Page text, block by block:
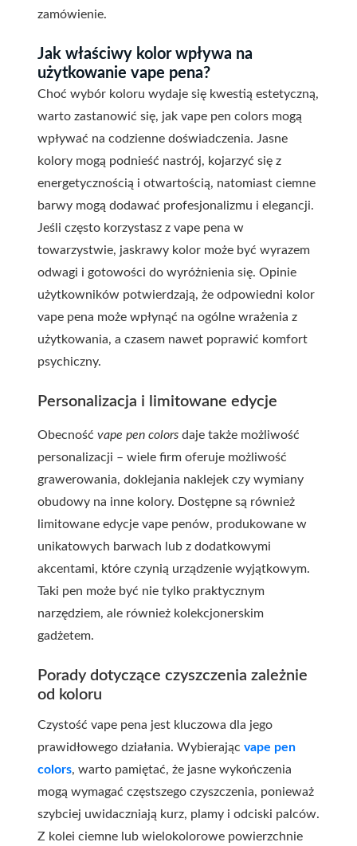
zamówienie.
Jak właściwy kolor wpływa na
użytkowanie vape pena?
Choć wybór koloru wydaje się kwestią estetyczną,
warto zastanowić się, jak vape pen colors mogą
wpływać na codzienne doświadczenia. Jasne
kolory mogą podnieść nastrój, kojarzyć się z
energetycznością i otwartością, natomiast ciemne
barwy mogą dodawać profesjonalizmu i elegancji.
Jeśli często korzystasz z vape pena w
towarzystwie, jaskrawy kolor może być wyrazem
odwagi i gotowości do wyróżnienia się. Opinie
użytkowników potwierdzają, że odpowiedni kolor
vape pena może wpłynąć na ogólne wrażenia z
użytkowania, a czasem nawet poprawić komfort
psychiczny.
Personalizacja i limitowane edycje
Obecność vape pen colors daje także możliwość
personalizacji – wiele firm oferuje możliwość
grawerowania, doklejania naklejek czy wymiany
obudowy na inne kolory. Dostępne są również
limitowane edycje vape penów, produkowane w
unikatowych barwach lub z dodatkowymi
akcentami, które czynią urządzenie wyjątkowym.
Taki pen może być nie tylko praktycznym
narzędziem, ale również kolekcjonerskim
gadżetem.
Porady dotyczące czyszczenia zależnie
od koloru
Czystość vape pena jest kluczowa dla jego
prawidłowego działania. Wybierając vape pen
colors, warto pamiętać, że jasne wykończenia
mogą wymagać częstszego czyszczenia, ponieważ
szybciej uwidaczniają kurz, plamy i odciski palców.
Z kolei ciemne lub wielokolorowe powierzchnie